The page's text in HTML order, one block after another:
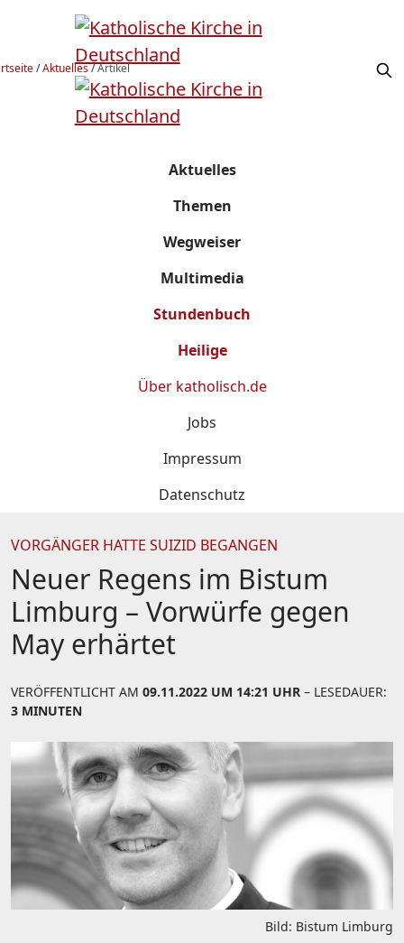
/Aktuelles/Artikel
Aktuelles
Themen
Wegweiser
Multimedia
Stundenbuch
Heilige
Über katholisch.de
Jobs
Impressum
Datenschutz
VORGÄNGER HATTE SUIZID BEGANGEN
Neuer Regens im Bistum
Limburg – Vorwürfe gegen
May erhärtet
VERÖFFENTLICHT AM 09.11.2022 UM 14:21 UHR – LESEDAUER:
3 MINUTEN
Bild: Bistum Limburg